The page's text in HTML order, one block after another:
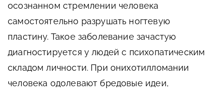
осознанном стремлении человека
самостоятельно разрушать ногтевую
пластину. Такое заболевание зачастую
диагностируется у людей с психопатическим
складом личности. При онихотилломании
человека одолевают бредовые идеи,